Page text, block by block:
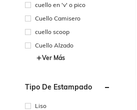
cuello en 'v' o pico
Cuello Camisero
cuello scoop
Cuello Alzado
Ver Más
Tipo De Estampado
Liso